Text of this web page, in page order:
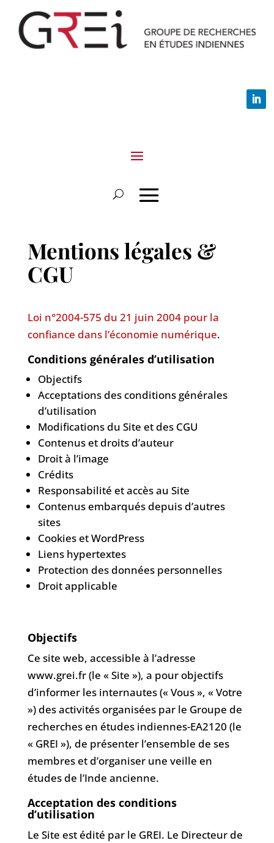
Mentions légales &
CGU
Loi n°2004-575 du 21 juin 2004 pour la
confiance dans l’économie numérique.
Conditions générales d’utilisation
Objectifs
Acceptations des conditions générales
d’utilisation
Modifications du Site et des CGU
Contenus et droits d’auteur
Droit à l’image
Crédits
Responsabilité et accès au Site
Contenus embarqués depuis d’autres
sites
Cookies et WordPress
Liens hypertextes
Protection des données personnelles
Droit applicable
Objectifs
Ce site web, accessible à l’adresse
www.grei.fr (le « Site »), a pour objectifs
d’informer les internautes (« Vous », « Votre
») des activités organisées par le Groupe de
recherches en études indiennes-EA2120 (le
« GREI »), de présenter l’ensemble de ses
membres et d’organiser une veille en
études de l’Inde ancienne.
Acceptation des conditions
d’utilisation
Le Site est édité par le GREI. Le Directeur de